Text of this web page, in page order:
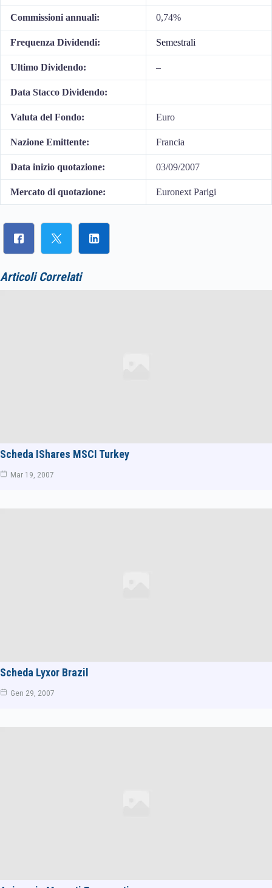
Commissioni annuali: 0,74%
Frequenza Dividendi: Semestrali
Ultimo Dividendo: –
Data Stacco Dividendo:
Valuta del Fondo: Euro
Nazione Emittente: Francia
Data inizio quotazione: 03/09/2007
Mercato di quotazione: Euronext Parigi
Articoli Correlati
Scheda IShares MSCI Turkey
Mar 19, 2007
Scheda Lyxor Brazil
Gen 29, 2007